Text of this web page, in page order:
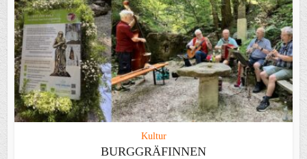
Kultur
BURGGRÄFINNEN